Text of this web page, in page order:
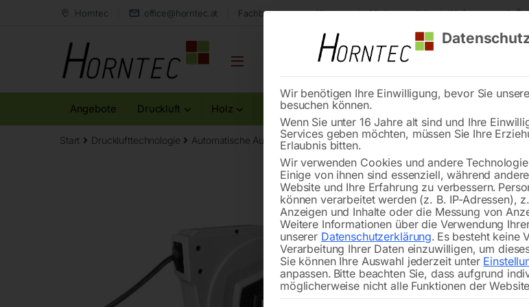
Horntec office@horntec.at Fachberatung aus Kärnten Markenqualität Lieferung nach
Angebote Druckluft Holz Metall Reinigung
Start Drucklufttechnologie Automatische Aufroller Kabelaufroller KAR 3×1,5 15m
🔍
Spannung 230
Kabellänge 15
Wir benötigen Ihre Einwilligung, bevor Sie
besuchen können.
Wenn Sie unter 16 Jahre alt sind und Ihre
Services geben möchten, müssen Sie Ihre
Erlaubnis bitten.
Wir verwenden Cookies und andere
Einige von ihnen sind essenziell, während
Website und Ihre Erfahrung zu verbessern.
können verarbeitet werden (z. B. IP-Adressen),
Anzeigen und Inhalte oder die Messung von
Weitere Informationen über die Verwendung
unserer Datenschutzerklärung. Es besteht keine
Verarbeitung Ihrer Daten einzuwilligen, um
Sie können Ihre Auswahl jederzeit unter
anpassen. Bitte beachten Sie, dass aufgrund
möglicherweise nicht alle Funktionen der